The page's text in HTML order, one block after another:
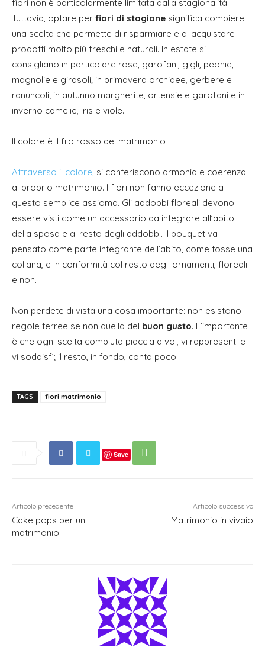
fiori non è particolarmente limitata dalla stagionalità.
Tuttavia, optare per fiori di stagione significa compiere
una scelta che permette di risparmiare e di acquistare
prodotti molto più freschi e naturali. In estate si
consigliano in particolare rose, garofani, gigli, peonie,
magnolie e girasoli; in primavera orchidee, gerbere e
ranuncoli; in autunno margherite, ortensie e garofani e in
inverno camelie, iris e viole.
Il colore è il filo rosso del matrimonio
Attraverso il colore, si conferiscono armonia e coerenza
al proprio matrimonio. I fiori non fanno eccezione a
questo semplice assioma. Gli addobbi floreali devono
essere visti come un accessorio da integrare all’abito
della sposa e al resto degli addobbi. Il bouquet va
pensato come parte integrante dell’abito, come fosse una
collana, e in conformità col resto degli ornamenti, floreali
e non.
Non perdete di vista una cosa importante: non esistono
regole ferree se non quella del buon gusto. L’importante
è che ogni scelta compiuta piaccia a voi, vi rappresenti e
vi soddisfi; il resto, in fondo, conta poco.
TAGS fiori matrimonio
Save
Articolo precedente
Cake pops per un
matrimonio
Articolo successivo
Matrimonio in vivaio